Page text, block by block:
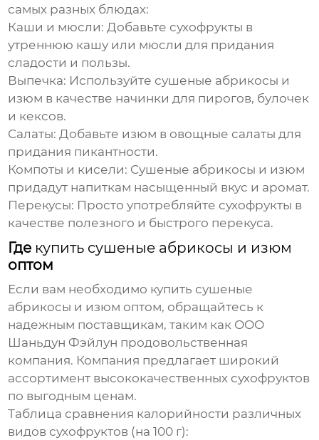
самых разных блюдах:
Каши и мюсли: Добавьте сухофрукты в
утреннюю кашу или мюсли для придания
сладости и пользы.
Выпечка: Используйте сушеные абрикосы и
изюм в качестве начинки для пирогов, булочек
и кексов.
Салаты: Добавьте изюм в овощные салаты для
придания пикантности.
Компоты и кисели: Сушеные абрикосы и изюм
придадут напиткам насыщенный вкус и аромат.
Перекусы: Просто употребляйте сухофрукты в
качестве полезного и быстрого перекуса.
Где купить сушеные абрикосы и изюм
оптом
Если вам необходимо купить сушеные
абрикосы и изюм оптом, обращайтесь к
надежным поставщикам, таким как ООО
Шаньдун Фэйлун продовольственная
компания. Компания предлагает широкий
ассортимент высококачественных сухофруктов
по выгодным ценам.
Таблица сравнения калорийности различных
видов сухофруктов (на 100 г):